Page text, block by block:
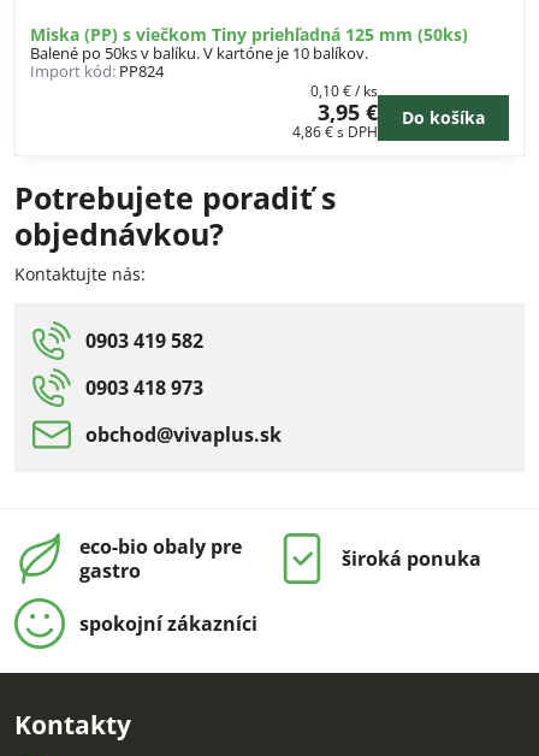
Miska (PP) s viečkom Tiny priehľadná 125 mm (50ks)
Balené po 50ks v balíku. V kartóne je 10 balíkov.
Import kód: PP824
3,95 €
4,86 €s DPH
0,10 €/ ks
Do košíka
Potrebujete poradiť s
objednávkou?
Kontaktujte nás:
0903 419 582
0903 418 973
obchod​@vivaplus​.sk
eco-bio obaly pre
gastro
široká ponuka
spokojní zákazníci
Kontakty